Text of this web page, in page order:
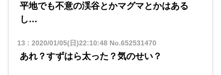
平地でも不意の渓谷とかマグマとかはある
し…
13 : 2020/01/05(日)22:10:48No.652531470
あれ？すずはら太った？気のせい？